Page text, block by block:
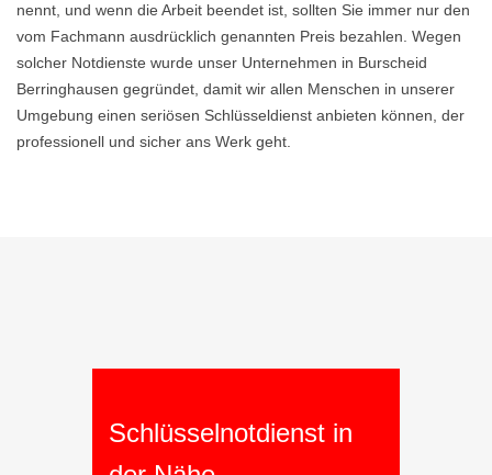
nennt, und wenn die Arbeit beendet ist, sollten Sie immer nur den
vom Fachmann ausdrücklich genannten Preis bezahlen. Wegen
solcher Notdienste wurde unser Unternehmen in Burscheid
Berringhausen gegründet, damit wir allen Menschen in unserer
Umgebung einen seriösen Schlüsseldienst anbieten können, der
professionell und sicher ans Werk geht.
Schlüsselnotdienst in